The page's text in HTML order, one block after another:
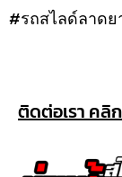
#รถสไลด์ลาดย
ติดต่อเรา คลิ